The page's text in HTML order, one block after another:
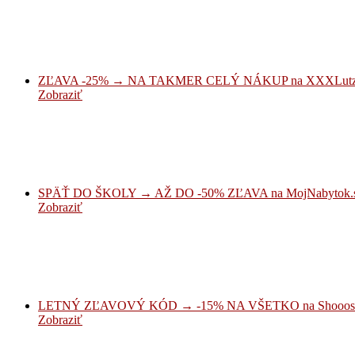
ZĽAVA -25% → NA TAKMER CELÝ NÁKUP na
Zobraziť
SPÄŤ DO ŠKOLY → AŽ DO -50% ZĽAVA na
Zobraziť
LETNÝ ZĽAVOVÝ KÓD → -15% NA VŠETKO na
Zobraziť